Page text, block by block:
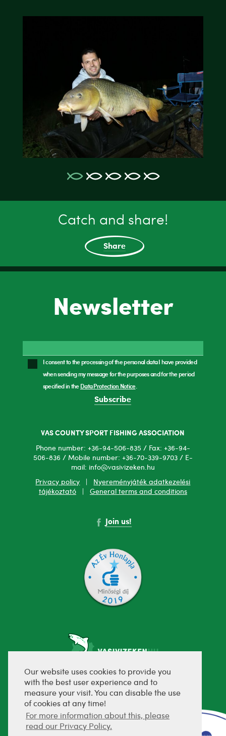
Our website uses cookies to provide you
with the best user experience and to
measure your visit. You can disable the use
of cookies at any time!
For more information about this, please
read our Privacy Policy.
Catch and share!
Share
Newsletter
I consent to the processing of the personal data I have provided
when sending my message for the purposes and for the period
specified in theData Protection Notice.
Subscribe
VAS COUNTY SPORT FISHING ASSOCIATION
Phone number: +36-94-506-835 / Fax: +36-94-
506-836 / Mobile number: +36-70-339-9703 / E-
mail: info@vasivizeken.hu
Privacy policy
Nyereményjáték adatkezelési
tájékoztató| General terms and conditions
Join us!
fejlesztette: